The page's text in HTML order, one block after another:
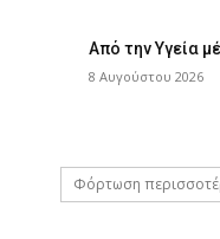
Από την Υγεία
8 Αυγούστου 2026
Φόρτωση